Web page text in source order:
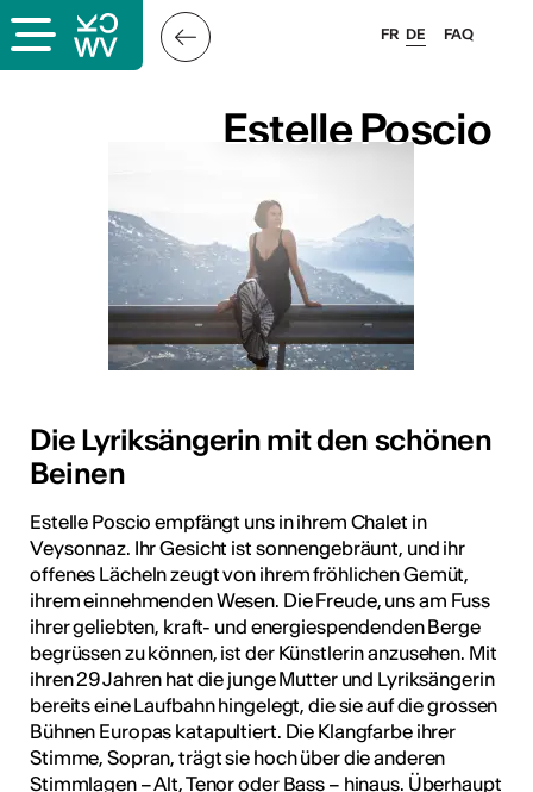
...
FAQ
FR DE
Estelle Poscio
Estelle Poscio
Die Lyriksängerin mit den schönen
Beinen
Estelle Poscio empfängt uns in ihrem Chalet in
Veysonnaz. Ihr Gesicht ist sonnengebräunt, und ihr
offenes Lächeln zeugt von ihrem fröhlichen Gemüt,
ihrem einnehmenden Wesen. Die Freude, uns am Fuss
ihrer geliebten, kraft- und energiespendenden Berge
begrüssen zu können, ist der Künstlerin anzusehen. Mit
ihren 29 Jahren hat die junge Mutter und Lyriksängerin
bereits eine Laufbahn hingelegt, die sie auf die grossen
Bühnen Europas katapultiert. Die Klangfarbe ihrer
Stimme, Sopran, trägt sie hoch über die anderen
Stimmlagen – Alt, Tenor oder Bass – hinaus. Überhaupt